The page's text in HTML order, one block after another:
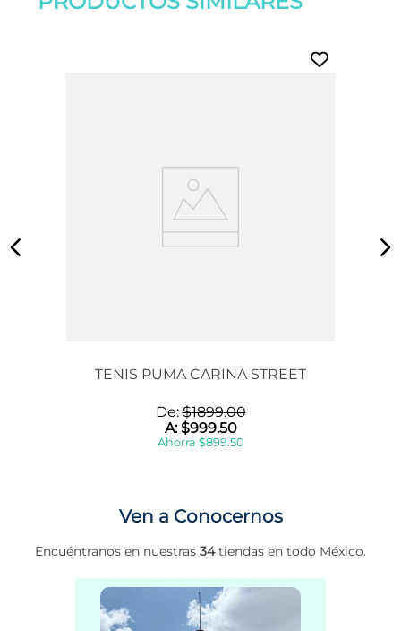
TENIS PUMA CARINA STREET
De:$1899.00
A:$999.50
Ahorra $899.50
Ven a Conocernos
Encuéntranos en nuestras 34tiendas en todo México.